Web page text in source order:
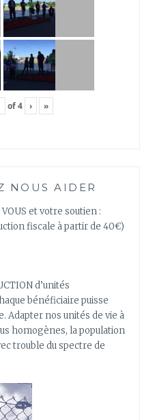
of4 › »
NOUS AIDER
et votre soutien :
fiscale à partir de 40€)
d’unités
bénéficiaire puisse
Adapter nos unités de vie à
homogènes, la population
trouble du spectre de